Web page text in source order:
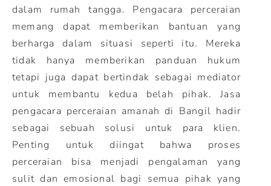
dalam rumah tangga. Pengacara perceraian
memang dapat memberikan bantuan yang
berharga dalam situasi seperti itu. Mereka
tidak hanya memberikan panduan hukum
tetapi juga dapat bertindak sebagai mediator
untuk membantu kedua belah pihak. Jasa
pengacara perceraian amanah di Bangil hadir
sebagai sebuah solusi untuk para klien.
Penting untuk diingat bahwa proses
perceraian bisa menjadi pengalaman yang
sulit dan emosional bagi semua pihak yang